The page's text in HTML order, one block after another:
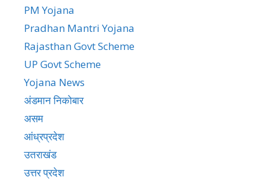
PM Yojana
Pradhan Mantri Yojana
Rajasthan Govt Scheme
UP Govt Scheme
Yojana News
अंडमान निकोबार
असम
आंध्रप्रदेश
उतराखंड
उत्तर प्रदेश